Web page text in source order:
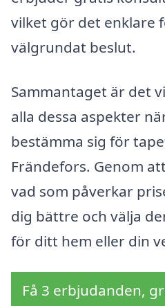
vilket gör det enklare
välgrundat beslut.
Sammantaget är det
alla dessa aspekter
bestämma sig för
Frändefors. Genom
vad som påverkar
dig bättre och välja
för ditt hem eller din
Få 3 erbjudanden,